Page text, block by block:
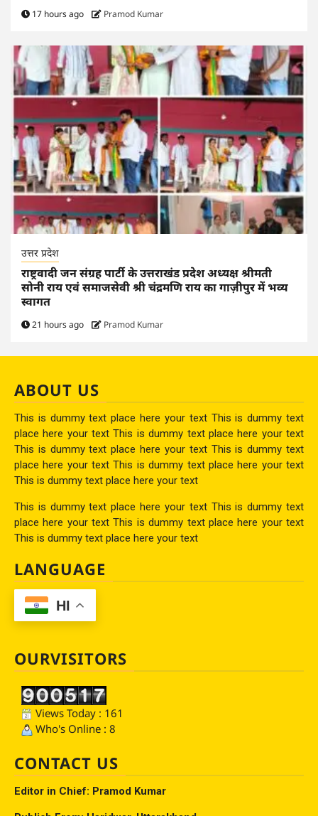
17 hours ago Pramod Kumar
उत्तर प्रदेश
राष्ट्रवादी जन संग्रह पार्टी के उत्तराखंड प्रदेश अध्यक्ष श्रीमती
सोनी राय एवं समाजसेवी श्री चंद्रमणि राय का गाज़ीपुर में भव्य
स्वागत
21 hours ago Pramod Kumar
ABOUT US
This is dummy text place here your text This is dummy text
place here your text This is dummy text place here your text
This is dummy text place here your text This is dummy text
place here your text This is dummy text place here your text
This is dummy text place here your text
This is dummy text place here your text This is dummy text
place here your text This is dummy text place here your text
This is dummy text place here your text
LANGUAGE
HI
OURVISITORS
Views Today : 161
Who's Online : 8
CONTACT US
Editor in Chief: Pramod Kumar